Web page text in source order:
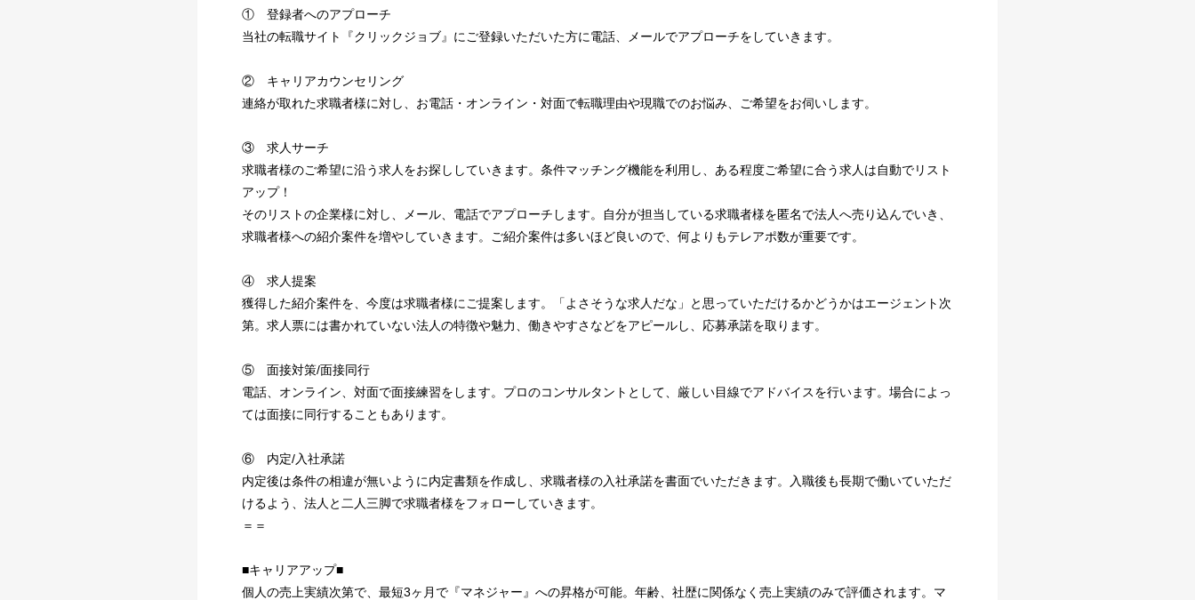
① 登録者へのアプローチ
当社の転職サイト『クリックジョブ』にご登録いただいた方に電話、メールでアプローチをしていきます。
② キャリアカウンセリング
連絡が取れた求職者様に対し、お電話・オンライン・対面で転職理由や現職でのお悩み、ご希望をお伺いします。
③ 求人サーチ
求職者様のご希望に沿う求人をお探ししていきます。条件マッチング機能を利用し、ある程度ご希望に合う求人は自動でリスト
アップ！
そのリストの企業様に対し、メール、電話でアプローチします。自分が担当している求職者様を匿名で法人へ売り込んでいき、
求職者様への紹介案件を増やしていきます。ご紹介案件は多いほど良いので、何よりもテレアポ数が重要です。
④ 求人提案
獲得した紹介案件を、今度は求職者様にご提案します。「よさそうな求人だな」と思っていただけるかどうかはエージェント次
第。求人票には書かれていない法人の特徴や魅力、働きやすさなどをアピールし、応募承諾を取ります。
⑤ 面接対策/面接同行
電話、オンライン、対面で面接練習をします。プロのコンサルタントとして、厳しい目線でアドバイスを行います。場合によっ
ては面接に同行することもあります。
⑥ 内定/入社承諾
内定後は条件の相違が無いように内定書類を作成し、求職者様の入社承諾を書面でいただきます。入職後も長期で働いていただ
けるよう、法人と二人三脚で求職者様をフォローしていきます。
＝＝
■キャリアアップ■
個人の売上実績次第で、最短3ヶ月で『マネジャー』への昇格が可能。年齢、社歴に関係なく売上実績のみで評価されます。マ